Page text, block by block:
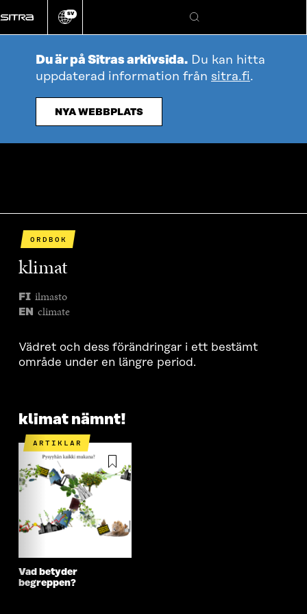
direkt
till
Ändra
språk
SV
Sök
Du är på Sitras arkivsida. Du kan hitta
uppdaterad information från sitra.fi.
NYA WEBBPLATS
ORDBOK
klimat
FI ilmasto
EN climate
Vädret och dess förändringar i ett bestämt
område under en längre period.
klimat nämnt!
ARTIKLAR
Vad betyder
begreppen?